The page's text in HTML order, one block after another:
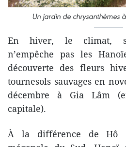
Un jardin de chrysanthèmes
En hiver, le climat,
n’empêche pas les
découverte des fleurs
tournesols sauvages en
décembre à Gia Lâm
capitale).
À la différence de Hô